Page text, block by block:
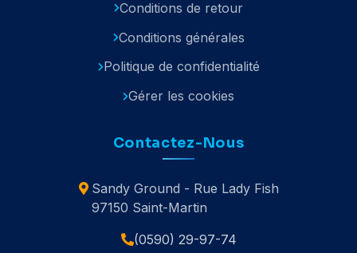
Conditions de retour
Conditions générales
Politique de confidentialité
Gérer les cookies
Contactez-Nous
Sandy Ground - Rue Lady Fish
97150 Saint-Martin
(0590) 29-97-74